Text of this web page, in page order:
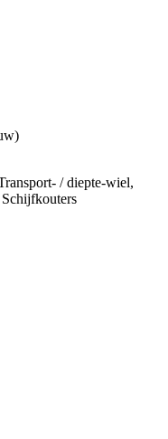
/ diepte-wiel,